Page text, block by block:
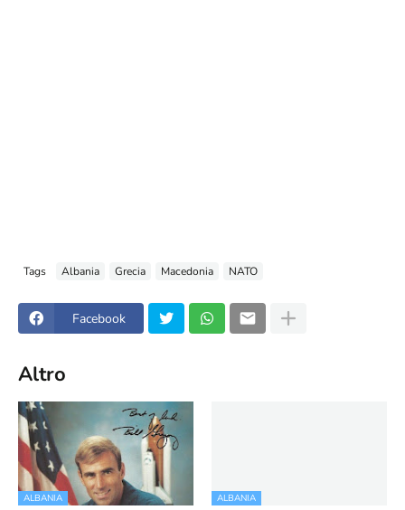
Tags Albania Grecia Macedonia NATO
Facebook
Altro
ALBANIA ALBANIA